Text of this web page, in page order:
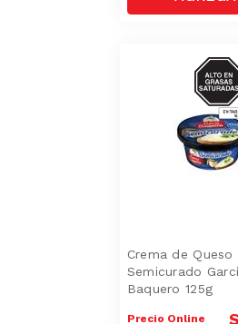
Crema de Queso
Semicurado
Baquero 125g
Precio Online